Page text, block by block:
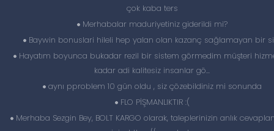
çok kaba ters
Merhabalar maduriyetiniz giderildi mi?
Baywin bonuslari hileli hep yalan olan kazanç sağlamayan bir
Hayatım boyunca bukadar rezil bir sistem görmedim müşteri
kadar adi kalitesiz insanlar gö...
aynı pproblem 10 gün oldu , siz çözebildiniz mi sonunda
FLO PİŞMANLIKTIR :(
Merhaba Sezgin Bey, BOLT KARGO olarak, taleplerinizin anlık